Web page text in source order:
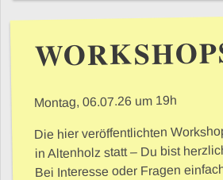
Montag, 06.07.26 um 19h
Die hier veröffentlichten
in Altenholz statt – Du bist
Bei Interesse oder Fragen